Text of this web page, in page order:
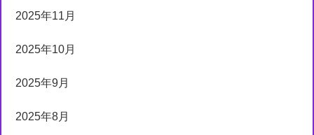
2025年11月
2025年10月
2025年9月
2025年8月